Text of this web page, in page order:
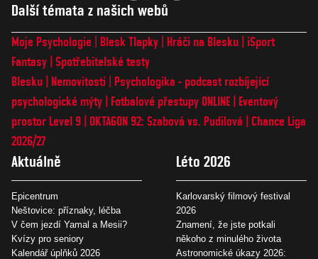
Další témata z našich webů
Moje Psychologie Blesk Tlapky Hráči na Blesku
iSport
Fantasy Spotřebitelské testy
Blesku
Nemovitosti
Psychologika - podcast rozbíjející
psychologické mýty
Fotbalové přestupy ONLINE
Eventový
prostor Level 9 OKTAGON 92: Szabová vs. Pudilová
Chance Liga
2026/27
Aktuálně
Epicentrum
Neštovice: příznaky, léčba
V čem jezdí Yamal a Mesii?
Kvízy pro seniory
Kalendář úplňků 2026
Léto 2026
Karlovarský filmový festival
2026
Znamení, že jste potkali
někoho z minulého života
Astronomické úkazy 2026: